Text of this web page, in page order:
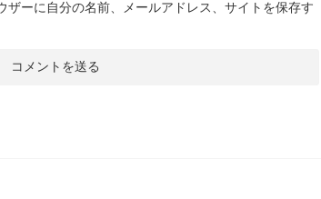
ザーに自分の名前、メールアドレス、サイトを保存す